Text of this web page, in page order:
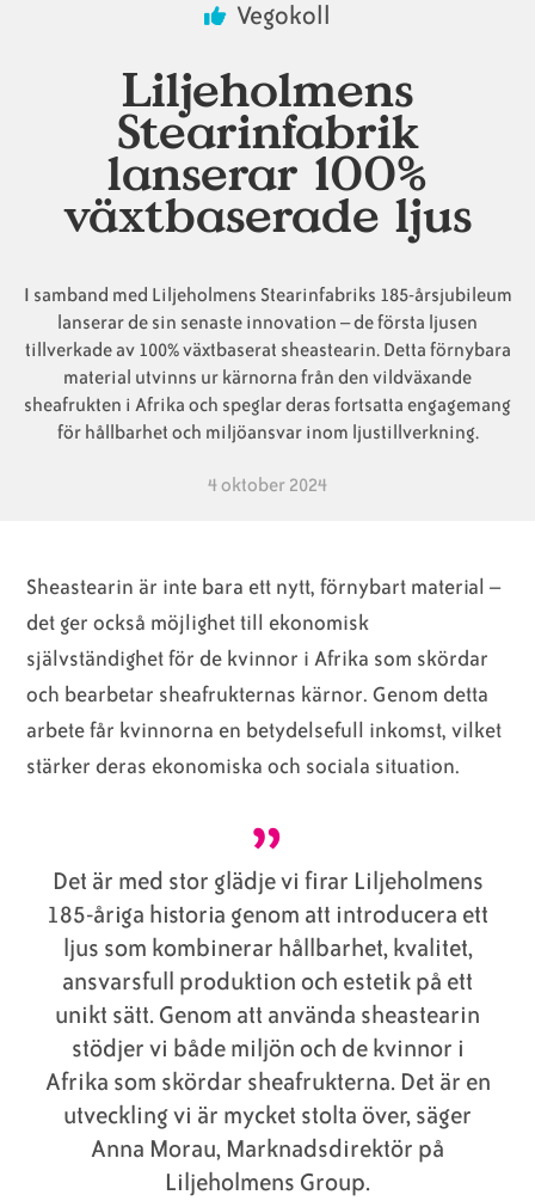
ingredienserkonsumentlistor
frågor
Veganska
Veganska
Vegokoll
Liljeholmens
Stearinfabrik
lanserar 100%
växtbaserade ljus
I samband med Liljeholmens Stearinfabriks 185-årsjubileum
lanserar de sin senaste innovation – de första ljusen
tillverkade av 100% växtbaserat sheastearin. Detta förnybara
material utvinns ur kärnorna från den vildväxande
sheafrukten i Afrika och speglar deras fortsatta engagemang
för hållbarhet och miljöansvar inom ljustillverkning.
4 oktober 2024
Sheastearin är inte bara ett nytt, förnybart material –
det ger också möjlighet till ekonomisk
självständighet för de kvinnor i Afrika som skördar
och bearbetar sheafrukternas kärnor. Genom detta
arbete får kvinnorna en betydelsefull inkomst, vilket
stärker deras ekonomiska och sociala situation.
Det är med stor glädje vi firar Liljeholmens
185-åriga historia genom att introducera ett
ljus som kombinerar hållbarhet, kvalitet,
ansvarsfull produktion och estetik på ett
unikt sätt. Genom att använda sheastearin
stödjer vi både miljön och de kvinnor i
Afrika som skördar sheafrukterna. Det är en
utveckling vi är mycket stolta över, säger
Anna Morau, Marknadsdirektör på
Liljeholmens Group.